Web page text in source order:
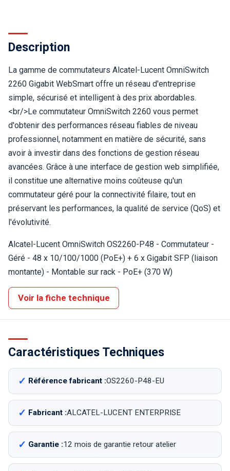
Description
La gamme de commutateurs Alcatel-Lucent OmniSwitch
2260 Gigabit WebSmart offre un réseau d'entreprise
simple, sécurisé et intelligent à des prix abordables.
<br/>Le commutateur OmniSwitch 2260 vous permet
d'obtenir des performances réseau fiables de niveau
professionnel, notamment en matière de sécurité, sans
avoir à investir dans des fonctions de gestion réseau
avancées. Grâce à une interface de gestion web simplifiée,
il constitue une alternative moins coûteuse qu'un
commutateur géré pour la connectivité filaire, tout en
préservant les performances, la qualité de service (QoS) et
l'évolutivité.
Alcatel-Lucent OmniSwitch OS2260-P48 - Commutateur -
Géré - 48 x 10/100/1000 (PoE+) + 6 x Gigabit SFP (liaison
montante) - Montable sur rack - PoE+ (370 W)
Voir la fiche technique
Caractéristiques Techniques
Référence fabricant :OS2260-P48-EU
Fabricant :ALCATEL-LUCENT ENTERPRISE
Garantie :12 mois de garantie retour atelier